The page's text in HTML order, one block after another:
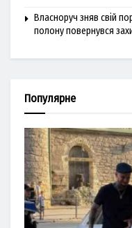
Власноруч зняв свій
полону повернувся
Популярне